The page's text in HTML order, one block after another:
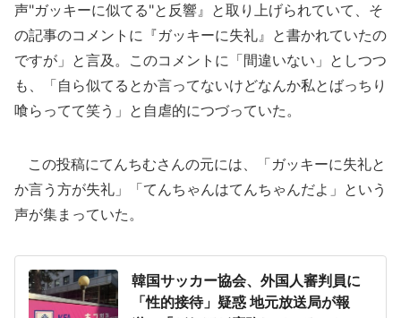
声"ガッキーに似てる"と反響』と取り上げられていて、そ
の記事のコメントに『ガッキーに失礼』と書かれていたの
ですが」と言及。このコメントに「間違いない」としつつ
も、「自ら似てるとか言ってないけどなんか私とばっちり
喰らってて笑う」と自虐的につづっていた。
この投稿にてんちむさんの元には、「ガッキーに失礼と
か言う方が失礼」「てんちゃんはてんちゃんだよ」という
声が集まっていた。
韓国サッカー協会、外国人審判員に
「性的接待」疑惑 地元放送局が報